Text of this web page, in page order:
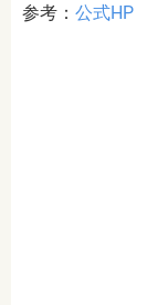
参考： 公式HP